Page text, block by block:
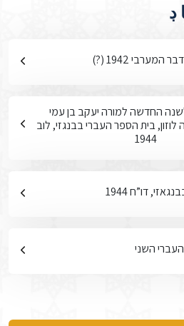
ڊ
1942 (?)
החדשה למורה יעקב בן עמי
בית הספר העברי בבנגזי, לוב
1944
דו”ח 1944
השני